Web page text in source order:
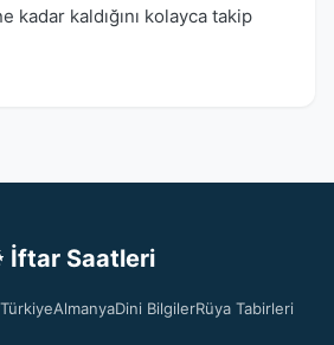
kadar kaldığını kolayca takip
İftar Saatleri
TürkiyeAlmanyaDini BilgilerRüya Tabirleri